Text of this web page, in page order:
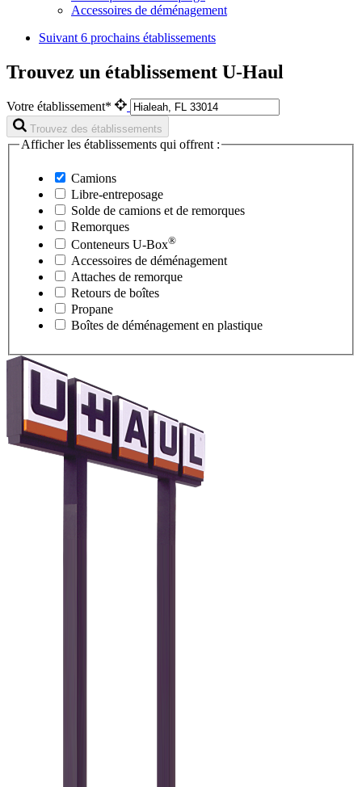
Accessoires de déménagement
Suivant 6 prochains établissements
Trouvez un établissement U-Haul
Votre établissement*
Trouvez des établissements
Afficher les établissements qui offrent :
Camions
Libre-entreposage
Solde de camions et de remorques
Remorques
Conteneurs U-Box®
Accessoires de déménagement
Attaches de remorque
Retours de boîtes
Propane
Boîtes de déménagement en plastique